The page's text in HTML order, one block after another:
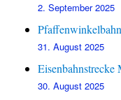
2. September 2025
31. August 2025
30. August 2025